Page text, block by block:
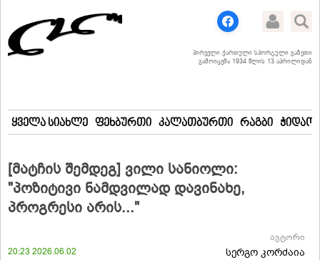
პირველი ქართული სპორტული გაზეთი
გამოიცემა 1934 წლის 13 აპრილიდან
ყველა სიახლე ფეხბურთი კალათბურთი რაგბი
[მატჩის შემდეგ] ვილი სანიოლი:
"პოზიტივი ნამდვილად დავინახე,
პროგრესი არის..."
20:23 2026.06.02
ავტორი
სერგო კორძაია